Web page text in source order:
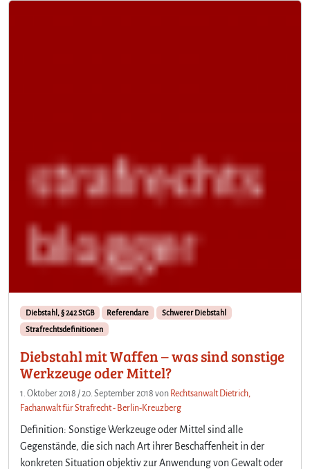
Diebstahl, § 242 StGB Referendare
Schwerer Diebstahl
Strafrechtsdefinitionen
Diebstahl mit Waffen – was sind sonstige
Werkzeuge oder Mittel?
1. Oktober 2018 /20. September 2018 von Rechtsanwalt Dietrich,
Fachanwalt für Strafrecht - Berlin-Kreuzberg
Definition: Sonstige Werkzeuge oder Mittel sind alle
Gegenstände, die sich nach Art ihrer Beschaffenheit in der
konkreten Situation objektiv zur Anwendung von Gewalt oder